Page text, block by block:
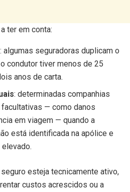
ter em conta:
: algumas seguradoras duplicam o
condutor tiver menos de 25
anos de carta.
: determinadas companhias
— como danos
em viagem — quando a
está identificada na apólice e
esteja tecnicamente ativo,
custos acrescidos ou a